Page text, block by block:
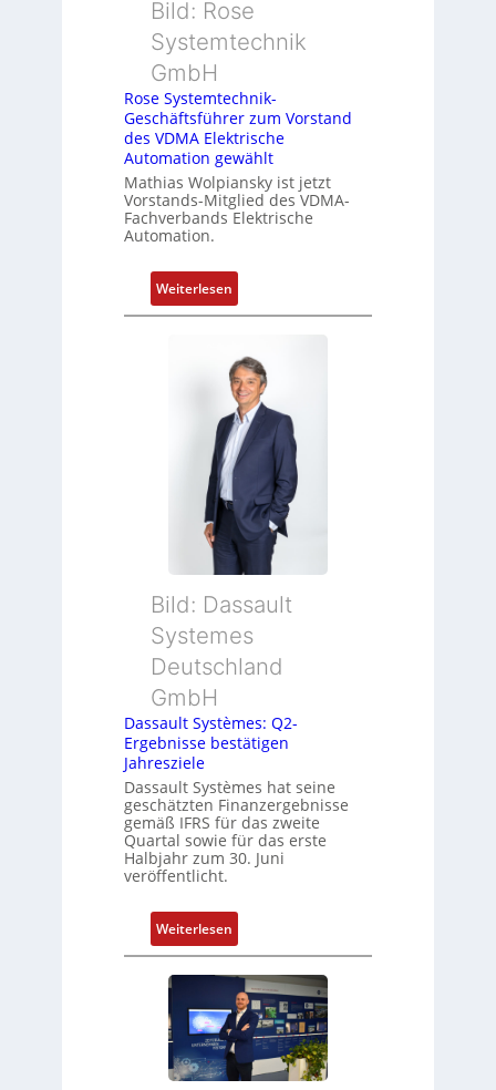
k
g
r
t
d
e
r
F
a
i
k
Bild: Rose
Systemtechnik
GmbH
Rose Systemtechnik-
Geschäftsführer zum Vorstand
des VDMA Elektrische
Automation gewählt
Mathias Wolpiansky ist jetzt
Vorstands-Mitglied des VDMA-
Fachverbands Elektrische
Automation.
Weiterlesen:
R
s
e
S
y
s
t
e
m
t
h
n
i
G
e
c
h
ä
f
s
f
ü
r
e
r
z
Bild: Dassault
Systemes
Deutschland
GmbH
Dassault Systèmes: Q2-
Ergebnisse bestätigen
Jahresziele
Dassault Systèmes hat seine
geschätzten Finanzergebnisse
gemäß IFRS für das zweite
Quartal sowie für das erste
Halbjahr zum 30. Juni
veröffentlicht.
Weiterlesen:
D
a
s
s
a
u